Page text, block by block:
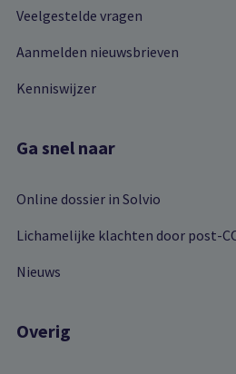
Veelgestelde vragen
Aanmelden nieuwsbrieven
Kenniswijzer
Ga snel naar
Online dossier in Solvio
Lichamelijke klachten door post-
Nieuws
Overig